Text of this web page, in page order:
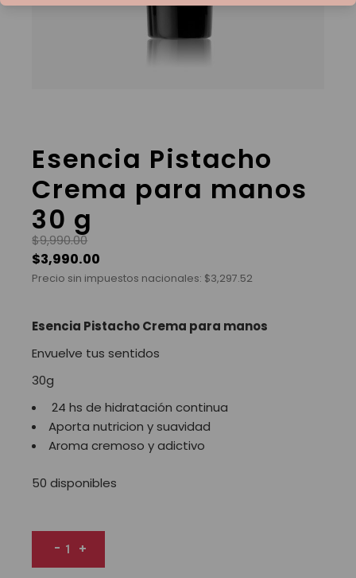
Esencia Pistacho
Crema para manos
30 g
$9,990.00
$3,990.00
Precio sin impuestos nacionales: $3,297.52
Esencia Pistacho Crema para manos
Envuelve tus sentidos
30g
24 hs de hidratación continua
Aporta nutricion y suavidad
Aroma cremoso y adictivo
50 disponibles
Esencia Pistacho Crema para manos 30 g cantidad
- +